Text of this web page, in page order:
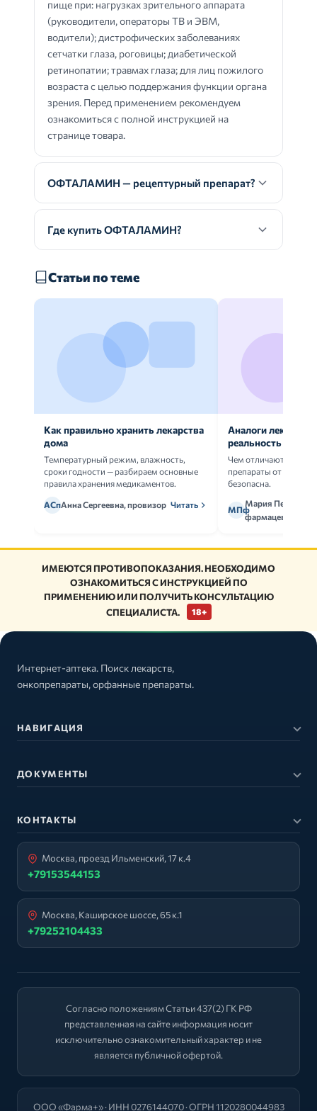
пище при: нагрузках зрительного аппарата
(руководители, операторы ТВ и ЭВМ,
водители); дистрофических заболеваниях
сетчатки глаза, роговицы; диабетической
ретинопатии; травмах глаза; для лиц пожилого
возраста с целью поддержания функции органа
зрения. Перед применением рекомендуем
ознакомиться с полной инструкцией на
странице товара.
ОФТАЛАМИН — рецептурный препарат?
Где купить ОФТАЛАМИН?
Статьи по теме
Как правильно хранить лекарства
дома
Температурный режим, влажность,
сроки годности — разбираем основные
правила хранения медикаментов.
АСпАнна Сергеевна, провизор Читать
Аналоги
реальность
Чем отличаются
препараты от
безопасна.
МПф
Мария Петрова,
фармацевт
ИМЕЮТСЯ ПРОТИВОПОКАЗАНИЯ. НЕОБХОДИМО
ОЗНАКОМИТЬСЯ С ИНСТРУКЦИЕЙ ПО
ПРИМЕНЕНИЮ ИЛИ ПОЛУЧИТЬ КОНСУЛЬТАЦИЮ
СПЕЦИАЛИСТА.
18+
Интернет-аптека. Поиск лекарств,
онкопрепараты, орфанные препараты.
НАВИГАЦИЯ
ДОКУМЕНТЫ
КОНТАКТЫ
Москва, проезд Ильменский, 17 к.4
+79153544153
Москва, Каширское шоссе, 65 к.1
+79252104433
Согласно положениям Статьи 437(2) ГК РФ
представленная на сайте информация носит
исключительно ознакомительный характер и не
является публичной офертой.
ООО «Фарма+» · ИНН 0276144070 · ОГРН 1120280044983